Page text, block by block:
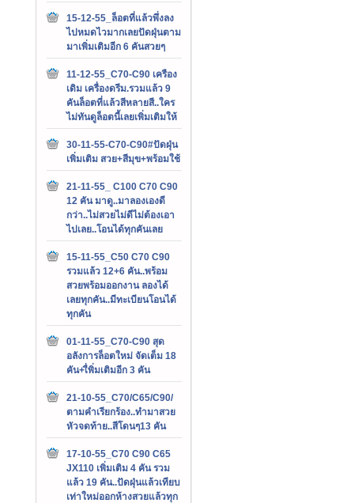
15-12-55_ล็อตที่แล้วพึ่งลง
ไปหมดไวมากเลยปัดฝุ่นตาม
มาเพิ่มเติมอีก 6 คันสวยๆ
11-12-55_C70-C90 เครือง
เดิม เครื่องดรีม.รวมแล้ว 9
คันล็อตที่แล้วสีหลายสี..ใคร
ไม่ทันดูล็อตนี้เลยเพิ่มเติมให้
30-11-55-C70-C90#ปัดฝุ่น
เพิ่มเติม สวย+สีมุข+พร้อมใช้
21-11-55_ C100 C70 C90
12 คัน มาดู..มาลองเองดี
กว่า..ไม่สวยไม่ดีไม่ต้องเอา
ไปเลย..โอนได้ทุกคันเลย
15-11-55_C50 C70 C90
รวมแล้ว 12+6 คัน..พร้อม
สวยพร้อมออกงาน ลองได้
เลยทุกคัน..มีทะเบียนโอนได้
ทุกคัน
01-11-55_C70-C90 สุด
อลังการล็อตใหม่ จัดเต็ม 18
คัน+เื่พิ่มเติมอีก 3 คัน
21-10-55_C70/C65/C90/
ตามคำเรียกร้อง..ทำมาสวย
หัวจดท้าย..สีโดนๆ13 คัน
17-10-55_C70 C90 C65
JX110 เพิ่มเติม 4 คัน รวม
แล้ว 19 คัน..ปัดฝุ่นแล้วเทียบ
เท่าใหม่ออกห้างสวยแล้วทุก